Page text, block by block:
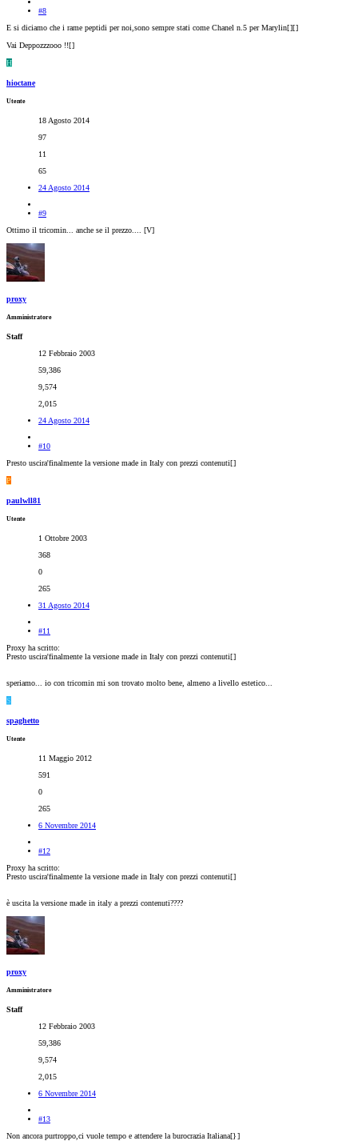
#8
E si diciamo che i rame peptidi per noi,sono sempre stati come Chanel n.5 per Marylin[][]
Vai Deppozzzooo !![]
H
hioctane
Utente
18 Agosto 2014
97
11
65
24 Agosto 2014
#9
Ottimo il tricomin... anche se il prezzo.... [V]
proxy
Amministratore
Staff
12 Febbraio 2003
59,386
9,574
2,015
24 Agosto 2014
#10
Presto uscira'finalmente la versione made in Italy con prezzi contenuti[]
P
paulwll81
Utente
1 Ottobre 2003
368
0
265
31 Agosto 2014
#11
Proxy ha scritto:
Presto uscira'finalmente la versione made in Italy con prezzi contenuti[]
speriamo... io con tricomin mi son trovato molto bene, almeno a livello estetico...
S
spaghetto
Utente
11 Maggio 2012
591
0
265
6 Novembre 2014
#12
Proxy ha scritto:
Presto uscira'finalmente la versione made in Italy con prezzi contenuti[]
è uscita la versione made in italy a prezzi contenuti????
proxy
Amministratore
Staff
12 Febbraio 2003
59,386
9,574
2,015
6 Novembre 2014
#13
Non ancora purtroppo,ci vuole tempo e attendere la burocrazia Italiana[}]